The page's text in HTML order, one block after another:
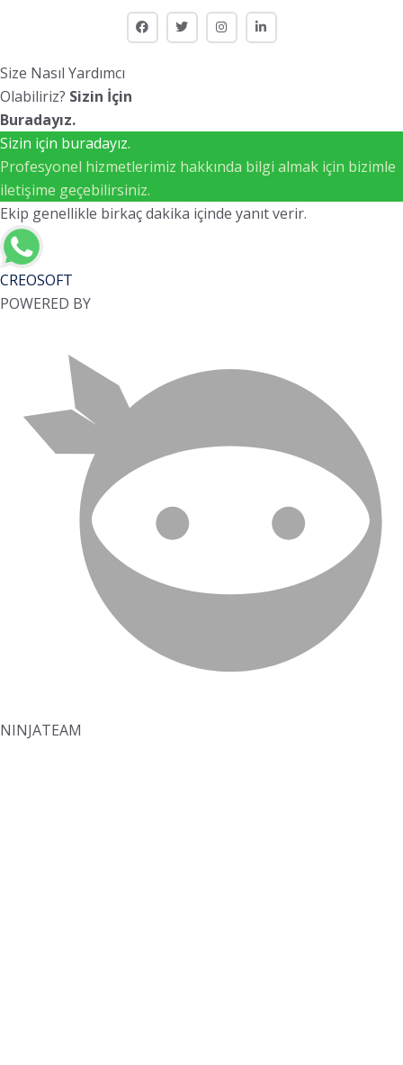
Size Nasıl Yardımcı
Olabiliriz? Sizin İçin
Buradayız.
Sizin için buradayız.
Profesyonel hizmetlerimiz hakkında bilgi almak için bizimle
iletişime geçebilirsiniz.
Ekip genellikle birkaç dakika içinde yanıt verir.
CREOSOFT
POWERED BY
NINJATEAM